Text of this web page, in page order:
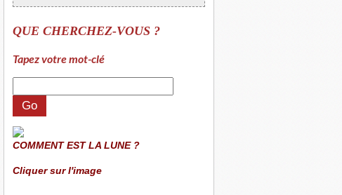
QUE CHERCHEZ-VOUS ?
Tapez votre mot-clé
COMMENT EST LA LUNE ?
Cliquer sur l'image